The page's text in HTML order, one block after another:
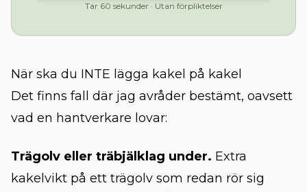
Tar 60 sekunder · Utan förpliktelser
När ska du INTE lägga kakel på kakel
Det finns fall där jag avråder bestämt, oavsett
vad en hantverkare lovar:
Trägolv eller träbjälklag under. Extra
kakelvikt på ett trägolv som redan rör sig